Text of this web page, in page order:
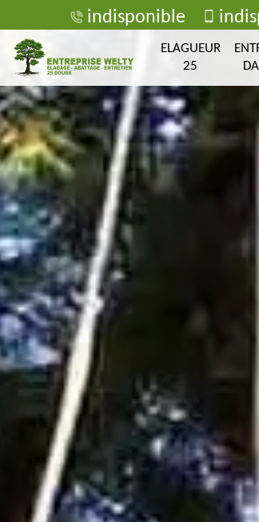
indisponible
ELAGUEUR
25